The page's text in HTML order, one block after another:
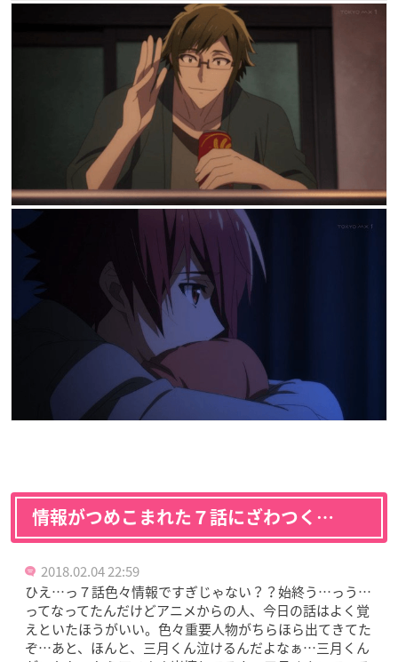
情報がつめこまれた７話にざわつく…
2018.02.04 22:59
ひえ…っ７話色々情報ですぎじゃない？？始終う…っう…
ってなってたんだけどアニメからの人、今日の話はよく覚
えといたほうがいい。色々重要人物がちらほら出てきてた
ぞ…あと、ほんと、三月くん泣けるんだよなぁ…三月くん